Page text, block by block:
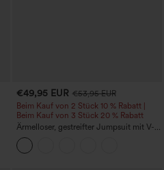
€49,95 EUR €53,95 EUR
Beim Kauf von 2 Stück 10 % Rabatt |
Beim Kauf von 3 Stück 20 % Rabatt
Ärmelloser, gestreifter Jumpsuit mit V-
Ausschnitt, integriertem BH und
Taschen - Easy Peezy Edition